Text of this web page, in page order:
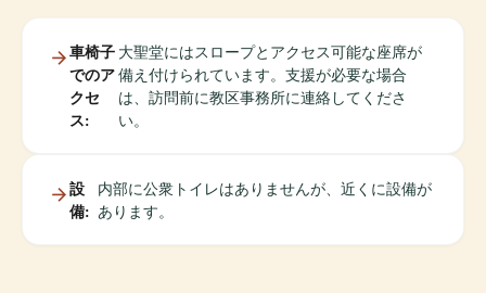
車椅子
でのア
クセ
ス:
大聖堂にはスロープとアクセス可能な座席が
備え付けられています。支援が必要な場合
は、訪問前に教区事務所に連絡してくださ
い。
設
備:
内部に公衆トイレはありませんが、近くに設備が
あります。